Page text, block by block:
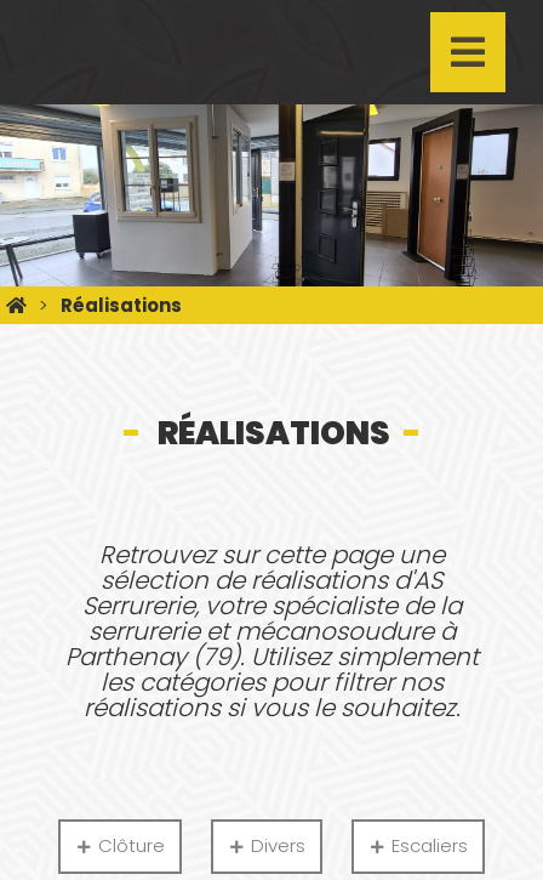
Réalisations
RÉALISATIONS
Retrouvez sur cette page une
sélection de réalisations d'AS
Serrurerie, votre spécialiste de la
serrurerie et mécanosoudure à
Parthenay (79). Utilisez simplement
les catégories pour filtrer nos
réalisations si vous le souhaitez.
Clôture Divers Escaliers